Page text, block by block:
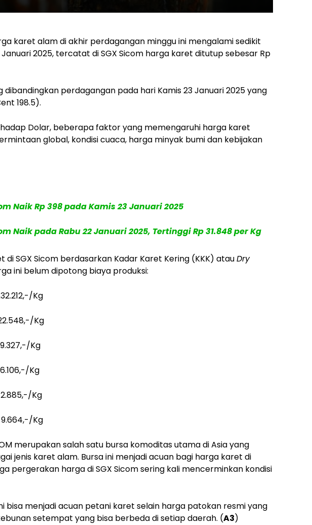
karet alam di akhir perdagangan minggu ini mengalami sedikit
2025, tercatat di SGX Sicom harga karet ditutup sebesar Rp
perdagangan pada hari Kamis 23 Januari 2025 yang
198.5).
Dolar, beberapa faktor yang memengaruhi harga karet
global, kondisi cuaca, harga minyak bumi dan kebijakan
Naik Rp 398 pada Kamis 23 Januari 2025
Naik pada Rabu 22 Januari 2025, Tertinggi Rp 31.848 per Kg
SGX Sicom berdasarkan Kadar Karet Kering (KKK) atauDry
ini belum dipotong biaya produksi:
Kg
Kg
Kg
Kg
Kg
Kg
merupakan salah satu bursa komoditas utama di Asia yang
jenis karet alam. Bursa ini menjadi acuan bagi harga karet di
pergerakan harga di SGX Sicom sering kali mencerminkan kondisi
bisa menjadi acuan petani karet selain harga patokan resmi yang
setempat yang bisa berbeda di setiap daerah. (A3)